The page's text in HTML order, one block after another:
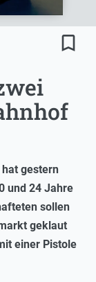
bookmark_border
gestern
und 24 Jahre
sollen
geklaut
einer Pistole